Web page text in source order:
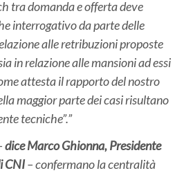
tra domanda e offerta deve
interrogativo da parte delle
alle retribuzioni proposte
in relazione alle mansioni ad essi
attesta il rapporto del nostro
maggior parte dei casi risultano
tecniche”.
dice Marco Ghionna, Presidente
CNI– confermano la centralità